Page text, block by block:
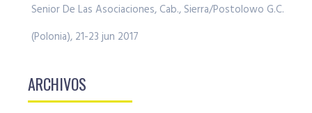
Senior De Las Asociaciones, Cab., Sierra/Postolowo G.C.
(Polonia), 21-23 jun 2017
ARCHIVOS